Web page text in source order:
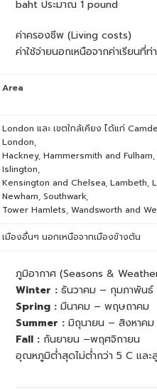
baht ประมาณ 1 pound
ค่าครองชีพ (Living costs)
ค่าใช้จ่ายนอกเหนือจากค่าเรียน
Area
London และ เขตใกล้เคียง ได้แก่
London,
Hackney, Hammersmith and
Islington,
Kensington and Chelsea, Lambeth,
Newham, Southwark,
Tower Hamlets, Wandsworth and
เมืองอื่นๆ นอกเหนือจากเมืองข้างต้น
ภูมิอากาศ (Seasons &
Winter : ธันวาคม – กุมภาพันธ์
Spring : มีนาคม – พฤษถาคม
Summer : มิถุนายน – สิงหาคม
Fall : กันยายน –พฤศจิกายน
อุณหภูมิต่ำสุดไม่ต่ำกว่า 5 C และ